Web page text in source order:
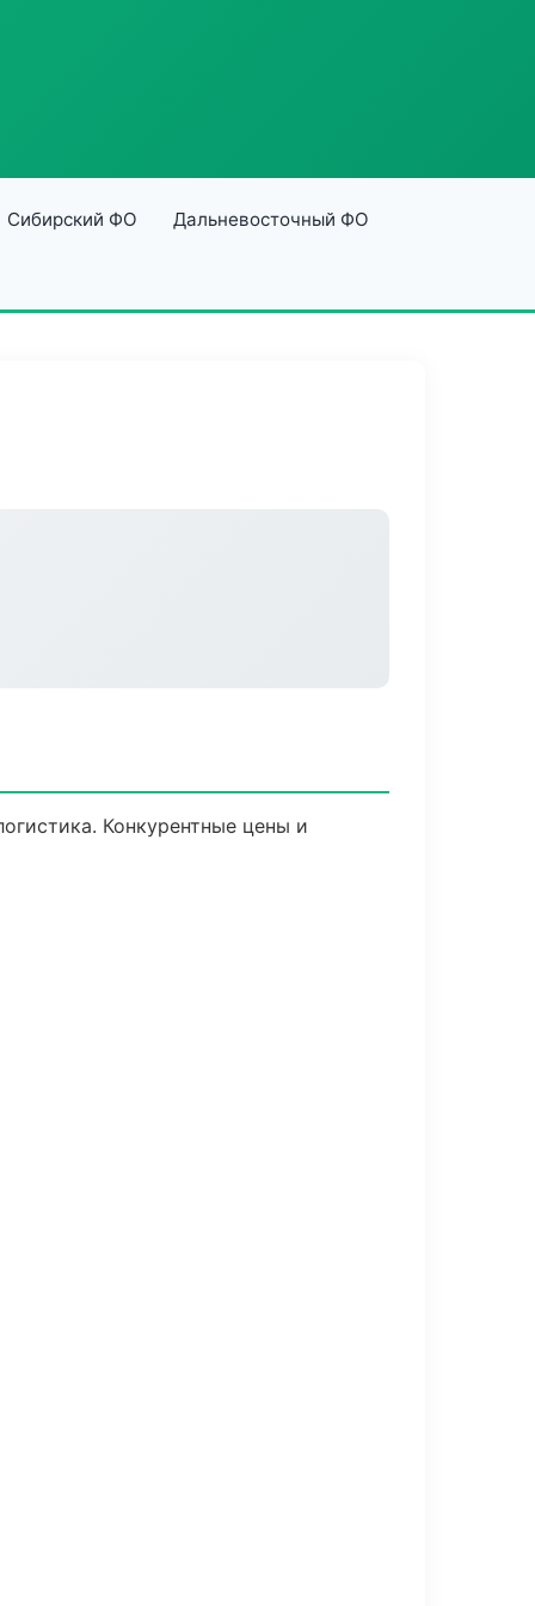
Сибирский ФО Дальневосточный ФО
Конкурентные цены и